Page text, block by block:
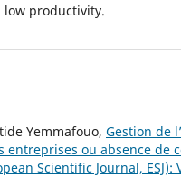
productivity.
Yemmafouo, Gestion de
ou absence de
Scientific Journal,